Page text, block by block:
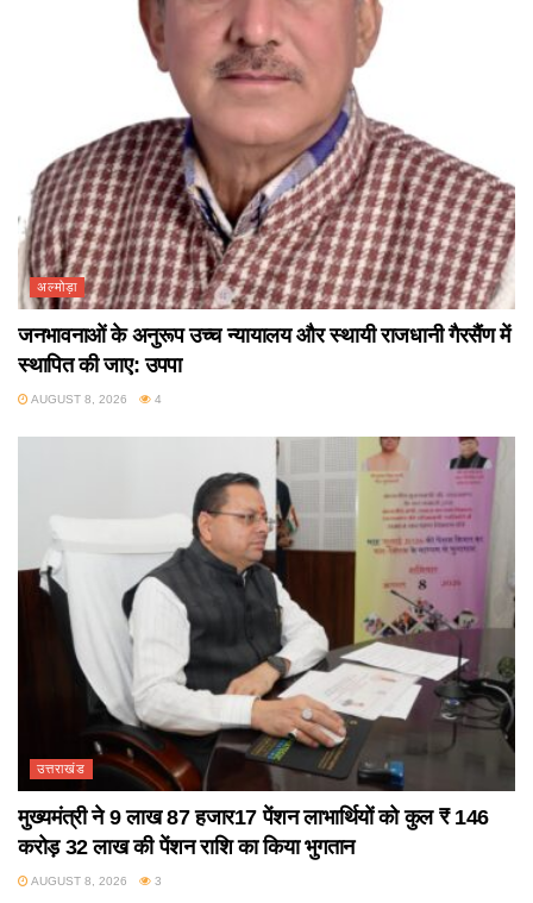
अल्मोड़ा
जनभावनाओं के अनुरूप उच्च न्यायालय और स्थायी राजधानी गैरसैंण में
स्थापित की जाए: उपपा
AUGUST 8, 2026 4
उत्तराखंड
मुख्यमंत्री ने 9 लाख 87 हजार17 पेंशन लाभार्थियों को कुल ₹ 146
करोड़ 32 लाख की पेंशन राशि का किया भुगतान
AUGUST 8, 2026 3